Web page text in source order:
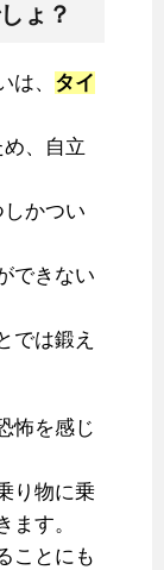
ょ？
は、 タイ
、自立
かつい
できない
では鍛え
怖を感じ
り物に乗
ます。
ことにも